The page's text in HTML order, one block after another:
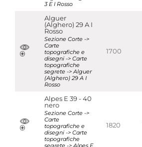
3 E I Rosso
Alguer
(Alghero) 29 A I
Rosso
Sezione Corte ->
Carte
topografiche e
disegni -> Carte
topografiche
segrete -> Alguer
(Alghero) 29 A I
Rosso
1700
Alpes E 39 - 40
nero
Sezione Corte ->
Carte
topografiche e
disegni -> Carte
topografiche
1820